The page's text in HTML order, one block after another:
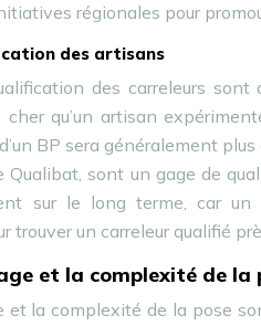
régionales pour
des artisans
des carreleurs
qu’un artisan
BP sera généralement
Qualibat, sont un gage de
sur le long terme, car
trouver un carreleur qualifié
et la complexité de
et la complexité de la pose